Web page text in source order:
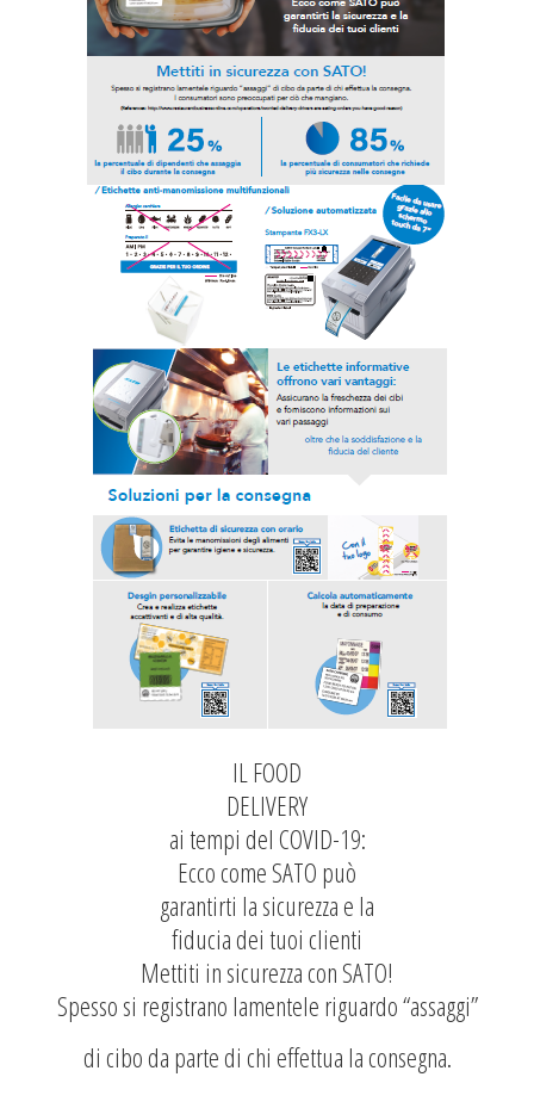
IL FOOD
DELIVERY
ai tempi del COVID-19:
Ecco come SATO può
garantirti la sicurezza e la
fiducia dei tuoi clienti
Mettiti in sicurezza con SATO!
Spesso si registrano lamentele riguardo “assaggi”
di cibo da parte di chi effettua la consegna.